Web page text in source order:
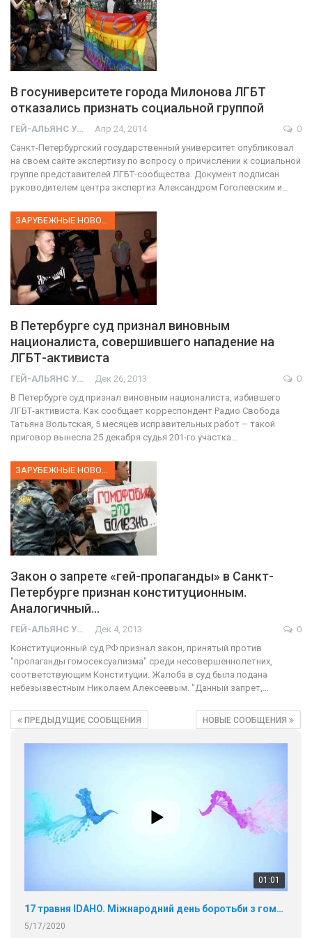
В госуниверситете города Милонова ЛГБТ
отказались признать социальной группой
ГЕЙ-АЛЬЯНС УКРАИНА Апр 24, 2014
0
Санкт-Петербургский государственный университет опубликовал
на своем сайте экспертизу по вопросу о причислении к социальной
группе представителей ЛГБТ-сообщества. Документ подписан
руководителем центра экспертиз Александром Гоголевским и…
В Петербурге суд признал виновным
националиста, совершившего нападение на
ЛГБТ-активиста
ГЕЙ-АЛЬЯНС УКРАИНА Дек 26, 2013
0
В Петербурге суд признал виновным националиста, избившего
ЛГБТ-активиста. Как сообщает корреспондент Радио Свобода
Татьяна Вольтская, 5 месяцев исправительных работ – такой
приговор вынесла 25 декабря судья 201-го участка…
ЗАРУБЕЖНЫЕ НОВОСТИ
Закон о запрете «гей-пропаганды» в Санкт-
Петербурге признан конституционным.
Аналогичный…
ГЕЙ-АЛЬЯНС УКРАИНА Дек 4, 2013
0
Конституционный суд РФ признал закон, принятый против
"пропаганды гомосексуализма" среди несовершеннолетних,
соответствующим Конституции. Жалоба в суд была подана
небезызвестным Николаем Алексеевым. "Данный запрет,…
ПРЕДЫДУЩИЕ СООБЩЕНИЯ НОВЫЕ СООБЩЕНИЯ
17 травня IDAHO. Міжнародний день боротьби з гомофобією трансфобією і біфобія.
5/17/2020
В цьому році, пандемія та COVІD-19 не дали нам можливості